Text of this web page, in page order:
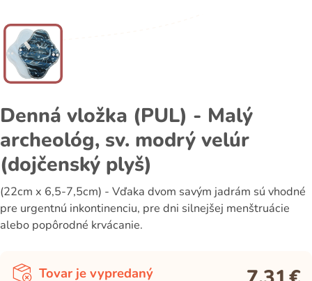
Denná vložka (PUL) - Malý
archeológ, sv. modrý velúr
(dojčenský plyš)
(22cm x 6,5-7,5cm) - Vďaka dvom savým jadrám sú vhodné
pre urgentnú inkontinenciu, pre dni silnejšej menštruácie
alebo popôrodné krvácanie.
Tovar je vypredaný